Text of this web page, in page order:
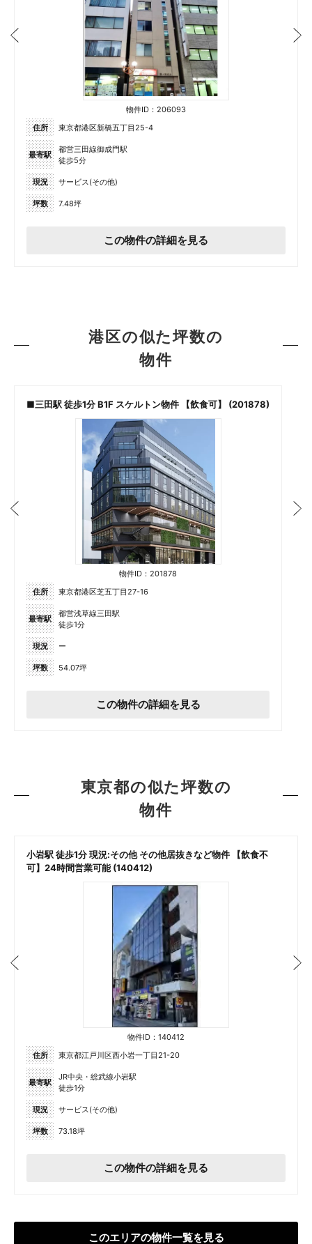
物件ID：206093
住所
東京都港区新橋五丁目25-4
最寄駅
都営三田線御成門駅
徒歩5分
現況 サービス(その他)
坪数 7.48坪
この物件の詳細を見る
港区の似た坪数の
物件
■三田駅 徒歩1分 B1F スケルトン物件 【飲食可】 (201878)
物件ID：201878
住所
東京都港区芝五丁目27-16
最寄駅
都営浅草線三田駅
徒歩1分
現況 ー
坪数 54.07坪
この物件の詳細を見る
東京都の似た坪数の
物件
小岩駅 徒歩1分 現況:その他 その他居抜きなど物件 【飲食不
可】24時間営業可能 (140412)
物件ID：140412
住所
東京都江戸川区西小岩一丁目21-20
最寄駅
JR中央・総武線小岩駅
徒歩1分
現況 サービス(その他)
坪数 73.18坪
この物件の詳細を見る
このエリアの物件一覧を見る